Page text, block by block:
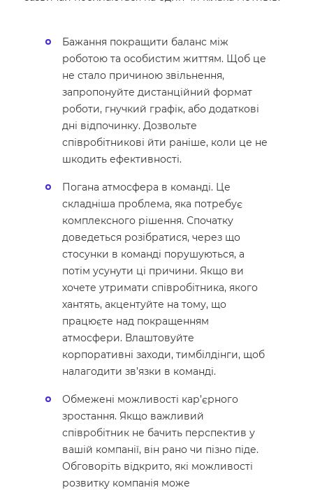
Бажання покращити баланс між
роботою та особистим життям. Щоб це
не стало причиною звільнення,
запропонуйте дистанційний формат
роботи, гнучкий графік, або додаткові
дні відпочинку. Дозвольте
співробітникові йти раніше, коли це не
шкодить ефективності.
Погана атмосфера в команді. Це
складніша проблема, яка потребує
комплексного рішення. Спочатку
доведеться розібратися, через що
стосунки в команді порушуються, а
потім усунути ці причини. Якщо ви
хочете утримати співробітника, якого
хантять, акцентуйте на тому, що
працюєте над покращенням
атмосфери. Влаштовуйте
корпоративні заходи, тимбілдінги, щоб
налагодити зв’язки в команді.
Обмежені можливості кар’єрного
зростання. Якщо важливий
співробітник не бачить перспектив у
вашій компанії, він рано чи пізно піде.
Обговоріть відкрито, які можливості
розвитку компанія може